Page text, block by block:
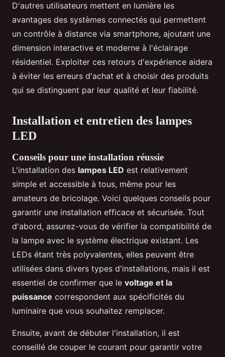
D'autres utilisateurs mettent en lumière les
avantages des systèmes connectés qui permettent
un contrôle à distance via smartphone, ajoutant une
dimension interactive et moderne à l'éclairage
résidentiel. Exploiter ces retours d'expérience aidera
à éviter les erreurs d'achat et à choisir des produits
qui se distinguent par leur qualité et leur fiabilité.
Installation et entretien des lampes
LED
Conseils pour une installation réussie
L'installation des lampes LED est relativement
simple et accessible à tous, même pour les
amateurs de bricolage. Voici quelques conseils pour
garantir une installation efficace et sécurisée. Tout
d'abord, assurez-vous de vérifier la compatibilité de
la lampe avec le système électrique existant. Les
LEDs étant très polyvalentes, elles peuvent être
utilisées dans divers types d'installations, mais il est
essentiel de confirmer que le voltage et la
puissance correspondent aux spécificités du
luminaire que vous souhaitez remplacer.
Ensuite, avant de débuter l'installation, il est
conseillé de couper le courant pour garantir votre